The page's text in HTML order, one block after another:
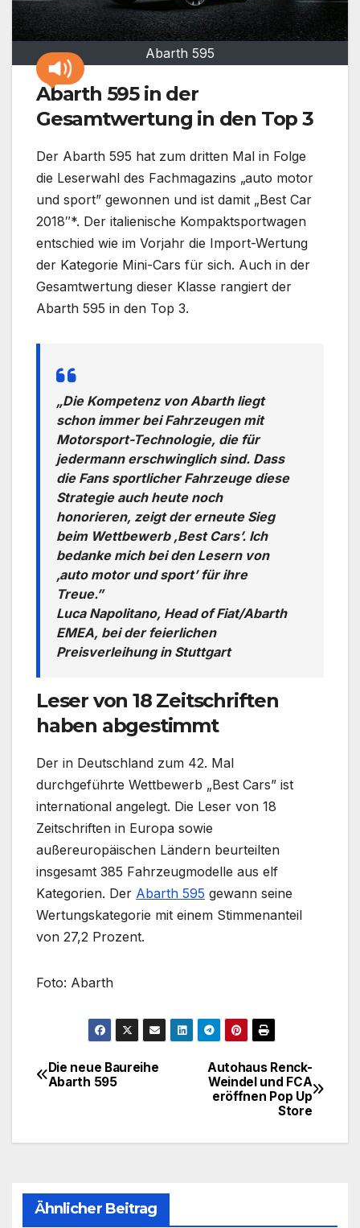
Abarth 595
Abarth 595 in der
Gesamtwertung in den Top 3
Der Abarth 595 hat zum dritten Mal in Folge
die Leserwahl des Fachmagazins „auto motor
und sport” gewonnen und ist damit „Best Car
2018″*. Der italienische Kompaktsportwagen
entschied wie im Vorjahr die Import-Wertung
der Kategorie Mini-Cars für sich. Auch in der
Gesamtwertung dieser Klasse rangiert der
Abarth 595 in den Top 3.
„Die Kompetenz von Abarth liegt
schon immer bei Fahrzeugen mit
Motorsport-Technologie, die für
jedermann erschwinglich sind. Dass
die Fans sportlicher Fahrzeuge diese
Strategie auch heute noch
honorieren, zeigt der erneute Sieg
beim Wettbewerb ‚Best Cars’. Ich
bedanke mich bei den Lesern von
‚auto motor und sport’ für ihre
Treue.”
Luca Napolitano, Head of Fiat/Abarth
EMEA, bei der feierlichen
Preisverleihung in Stuttgart
Leser von 18 Zeitschriften
haben abgestimmt
Der in Deutschland zum 42. Mal
durchgeführte Wettbewerb „Best Cars” ist
international angelegt. Die Leser von 18
Zeitschriften in Europa sowie
außereuropäischen Ländern beurteilten
insgesamt 385 Fahrzeugmodelle aus elf
Kategorien. Der Abarth 595 gewann seine
Wertungskategorie mit einem Stimmenanteil
von 27,2 Prozent.
Foto: Abarth
Beitragsnavigation
Autohaus Renck-
Weindel und FCA
eröffnen Pop Up
Store
Die neue Baureihe
Abarth 595
Ähnlicher Beitrag